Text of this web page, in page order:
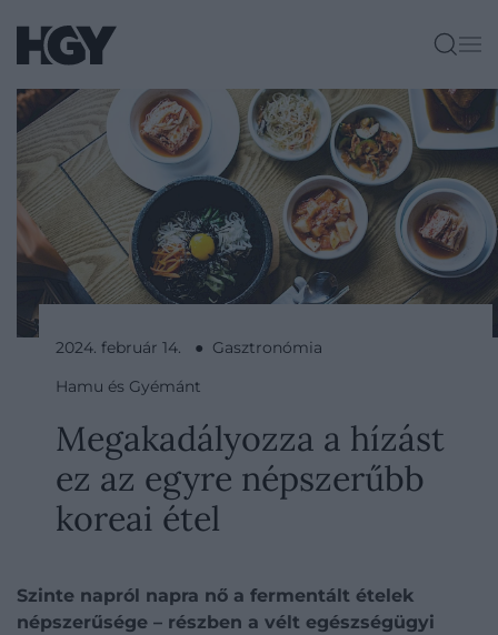
2024. február 14. ● Gasztronómia
Hamu és Gyémánt
Megakadályozza a hízást
ez az egyre népszerűbb
koreai étel
Szinte napról napra nő a fermentált ételek
népszerűsége – részben a vélt egészségügyi